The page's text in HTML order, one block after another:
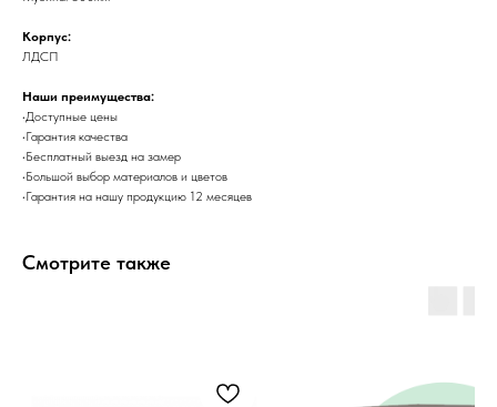
Корпус:
ЛДСП
Наши преимущества:
•Доступные цены
•Гарантия качества
•Бесплатный выезд на замер
•Большой выбор материалов и цветов
•Гарантия на нашу продукцию 12 месяцев
Смотрите также